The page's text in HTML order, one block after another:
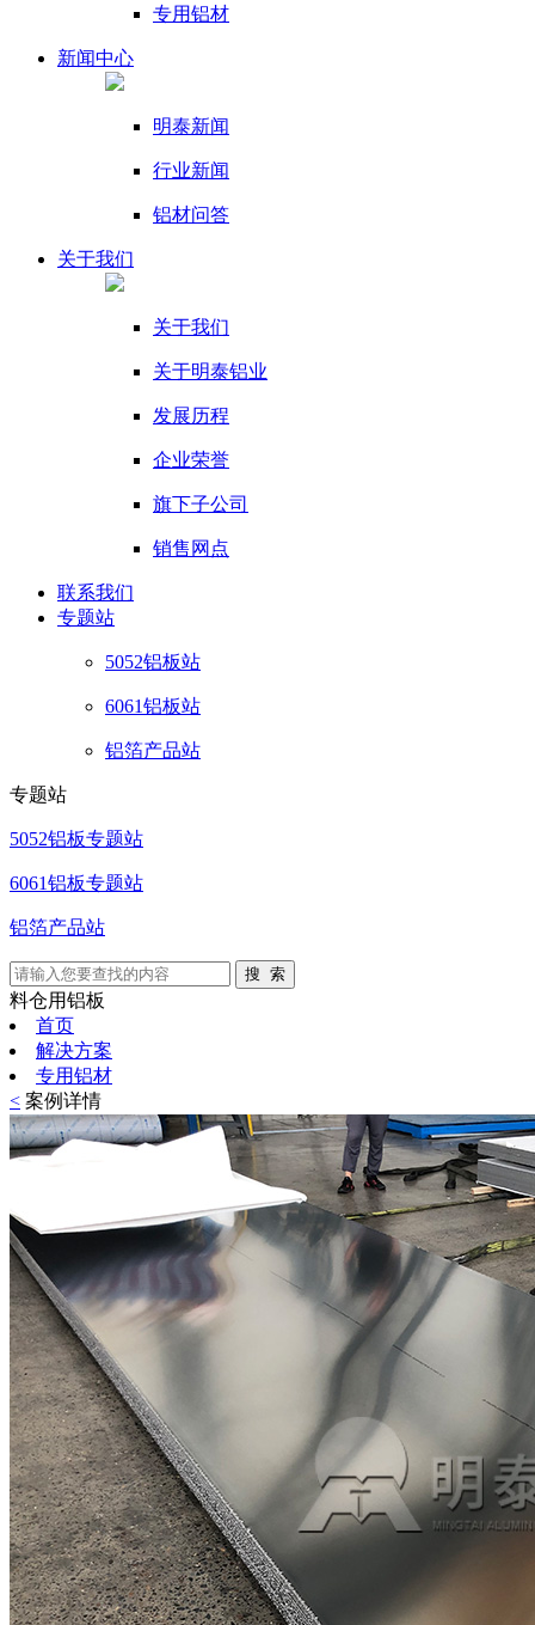
专用铝材
新闻中心
明泰新闻
行业新闻
铝材问答
关于我们
关于我们
关于明泰铝业
发展历程
企业荣誉
旗下子公司
销售网点
联系我们
专题站
5052铝板站
6061铝板站
铝箔产品站
专题站
5052铝板专题站
6061铝板专题站
铝箔产品站
料仓用铝板
首页
解决方案
专用铝材
< 案例详情